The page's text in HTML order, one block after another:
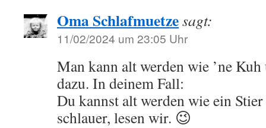
Oma Schlafmuetzesagt:
11/02/2024 um 23:05 Uhr
Man kann alt werden wie ’ne
dazu. In deinem Fall:
Du kannst alt werden wie ein
schlauer, lesen wir. 😉